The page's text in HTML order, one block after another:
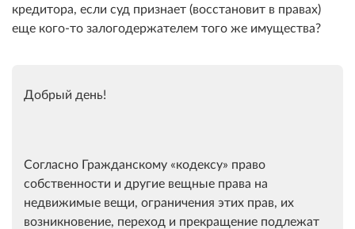
кредитора, если суд признает (восстановит в правах)
еще кого-то залогодержателем того же имущества?
Добрый день!
Согласно Гражданскому кодексу
право
собственности и другие вещные права на
недвижимые вещи, ограничения этих прав, их
возникновение, переход и прекращение подлежат